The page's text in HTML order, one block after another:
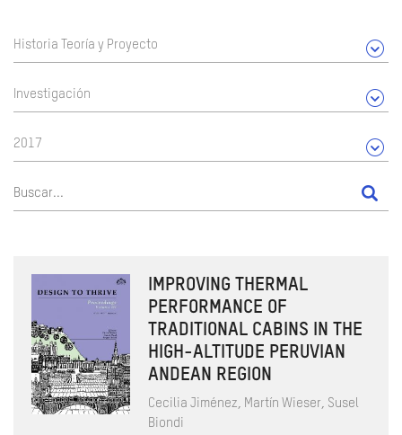
Historia Teoría y Proyecto
Investigación
2017
IMPROVING THERMAL
PERFORMANCE OF
TRADITIONAL CABINS IN THE
HIGH-ALTITUDE PERUVIAN
ANDEAN REGION
Cecilia Jiménez, Martín Wieser, Susel
Biondi